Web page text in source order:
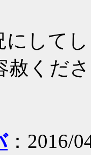
にして
赦くだ
：2016/